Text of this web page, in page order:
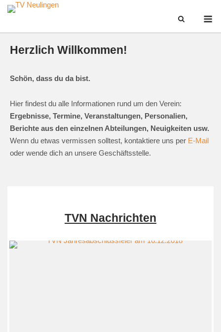
Skip
Herzlich Willkommen!
Schön, dass du da bist.
Hier findest du alle Informationen rund um den Verein:
Ergebnisse, Termine, Veranstaltungen, Personalien,
Berichte aus den einzelnen Abteilungen, Neuigkeiten usw.
Wenn du etwas vermissen solltest, kontaktiere uns per E-Mail
oder wende dich an unsere Geschäftsstelle.
TVN Nachrichten